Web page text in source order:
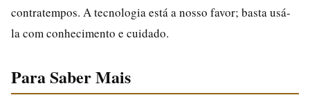
contratempos. A tecnologia está a nosso favor; basta usá-
la com conhecimento e cuidado.
Para Saber Mais